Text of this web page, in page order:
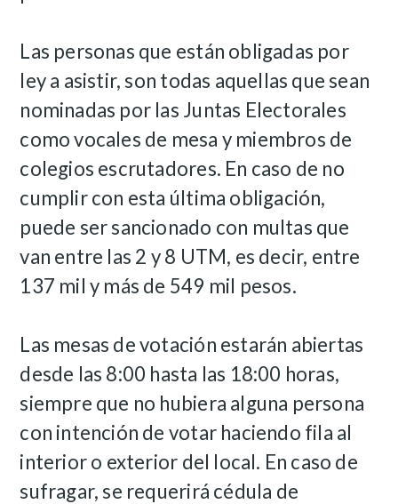
Las personas que están obligadas por
ley a asistir, son todas aquellas que sean
nominadas por las Juntas Electorales
como vocales de mesa y miembros de
colegios escrutadores. En caso de no
cumplir con esta última obligación,
puede ser sancionado con multas que
van entre las 2 y 8 UTM, es decir, entre
137 mil y más de 549 mil pesos.
Las mesas de votación estarán abiertas
desde las 8:00 hasta las 18:00 horas,
siempre que no hubiera alguna persona
con intención de votar haciendo fila al
interior o exterior del local. En caso de
sufragar, se requerirá cédula de